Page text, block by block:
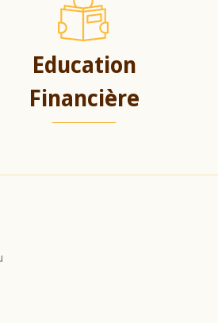
Education
Financière